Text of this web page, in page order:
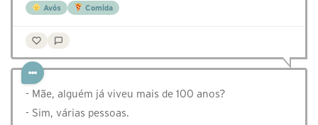
Avós Comida
- Mãe, alguém já viveu mais de 100 anos?
- Sim, várias pessoas.